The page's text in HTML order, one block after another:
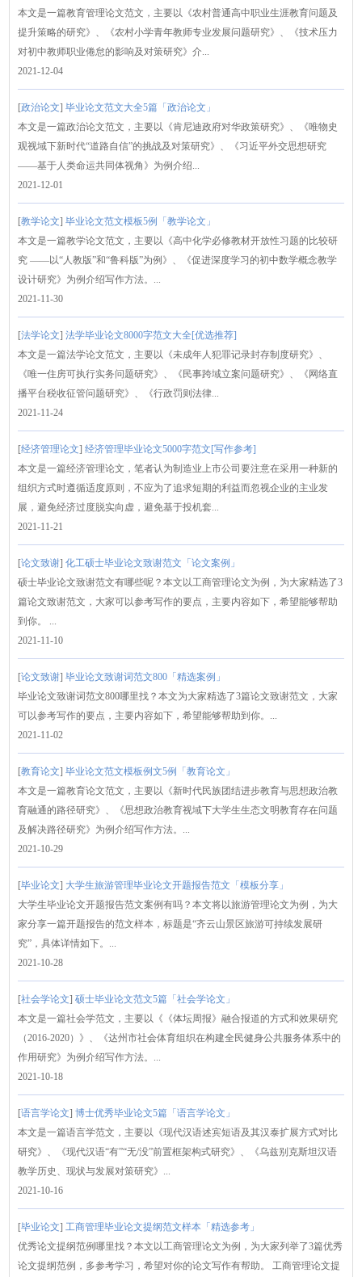
本文是一篇教育管理论文范文，主要以《农村普通高中职业生涯教育问题及
提升策略的研究》、《农村小学青年教师专业发展问题研究》、《技术压力
对初中教师职业倦怠的影响及对策研究》介...
2021-12-04
[政治论文]毕业论文范文大全5篇「政治论文」
本文是一篇政治论文范文，主要以《肯尼迪政府对华政策研究》、《唯物史
观视域下新时代“道路自信”的挑战及对策研究》、《习近平外交思想研究
——基于人类命运共同体视角》为例介绍...
2021-12-01
[教学论文]毕业论文范文模板5例「教学论文」
本文是一篇教学论文范文，主要以《高中化学必修教材开放性习题的比较研
究 ——以“人教版”和“鲁科版”为例》、《促进深度学习的初中数学概念教学
设计研究》为例介绍写作方法。...
2021-11-30
[法学论文]法学毕业论文8000字范文大全[优选推荐]
本文是一篇法学论文范文，主要以《未成年人犯罪记录封存制度研究》、
《唯一住房可执行实务问题研究》、《民事跨域立案问题研究》、《网络直
播平台税收征管问题研究》、《行政罚则法律...
2021-11-24
[经济管理论文]经济管理毕业论文5000字范文[写作参考]
本文是一篇经济管理论文，笔者认为制造业上市公司要注意在采用一种新的
组织方式时遵循适度原则，不应为了追求短期的利益而忽视企业的主业发
展，避免经济过度脱实向虚，避免基于投机套...
2021-11-21
[论文致谢]化工硕士毕业论文致谢范文「论文案例」
硕士毕业论文致谢范文有哪些呢？本文以工商管理论文为例，为大家精选了3
篇论文致谢范文，大家可以参考写作的要点，主要内容如下，希望能够帮助
到你。 ...
2021-11-10
[论文致谢]毕业论文致谢词范文800「精选案例」
毕业论文致谢词范文800哪里找？本文为大家精选了3篇论文致谢范文，大家
可以参考写作的要点，主要内容如下，希望能够帮助到你。...
2021-11-02
[教育论文]毕业论文范文模板例文5例「教育论文」
本文是一篇教育论文范文，主要以《新时代民族团结进步教育与思想政治教
育融通的路径研究》、《思想政治教育视域下大学生生态文明教育存在问题
及解决路径研究》为例介绍写作方法。...
2021-10-29
[毕业论文] 大学生旅游管理毕业论文开题报告范文「模板分享」
大学生毕业论文开题报告范文案例有吗？本文将以旅游管理论文为例，为大
家分享一篇开题报告的范文样本，标题是“齐云山景区旅游可持续发展研
究”，具体详情如下。...
2021-10-28
[社会学论文]硕士毕业论文范文5篇「社会学论文」
本文是一篇社会学范文，主要以《《体坛周报》融合报道的方式和效果研究
（2016-2020）》、《达州市社会体育组织在构建全民健身公共服务体系中的
作用研究》为例介绍写作方法。...
2021-10-18
[语言学论文]博士优秀毕业论文5篇「语言学论文」
本文是一篇语言学范文，主要以《现代汉语述宾短语及其汉泰扩展方式对比
研究》、《现代汉语“有”“无/没”前置框架构式研究》、《乌兹别克斯坦汉语
教学历史、现状与发展对策研究》...
2021-10-16
[毕业论文] 工商管理毕业论文提纲范文样本「精选参考」
优秀论文提纲范例哪里找？本文以工商管理论文为例，为大家列举了3篇优秀
论文提纲范例，多参考学习，希望对你的论文写作有帮助。 工商管理论文提